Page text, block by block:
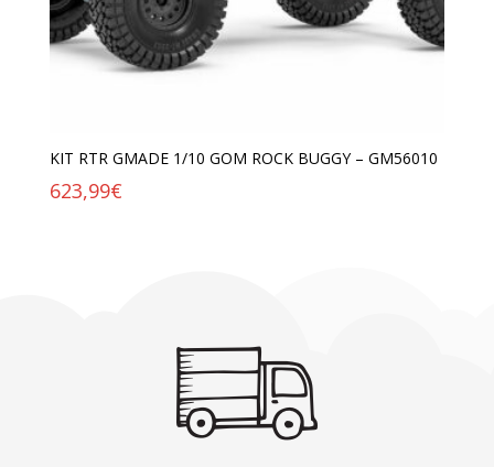
KIT RTR GMADE 1/10 GOM ROCK BUGGY – GM56010
623,99€